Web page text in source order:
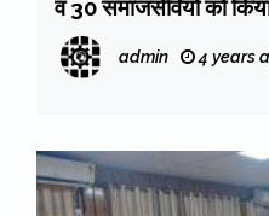
व 30 समाजसेवियों को
समाजसेवियों ने किया 52
admin 4 years